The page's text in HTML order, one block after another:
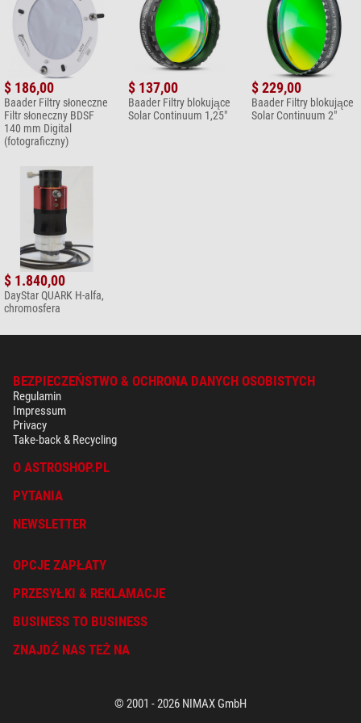
$ 186,00
Baader Filtry słoneczne
Filtr słoneczny BDSF
140 mm Digital
(fotograficzny)
$ 137,00
Baader Filtry blokujące
Solar Continuum 1,25"
$ 229,00
Baader Filtry blokujące
Solar Continuum 2"
$ 1.840,00
DayStar QUARK H-alfa,
chromosfera
BEZPIECZEŃSTWO & OCHRONA DANYCH OSOBISTYCH
Regulamin
Impressum
Privacy
Take-back & Recycling
O ASTROSHOP.PL
PYTANIA
NEWSLETTER
OPCJE ZAPŁATY
PRZESYŁKI & REKLAMACJE
BUSINESS TO BUSINESS
ZNAJDŹ NAS TEŻ NA
© 2001 - 2026 NIMAX GmbH